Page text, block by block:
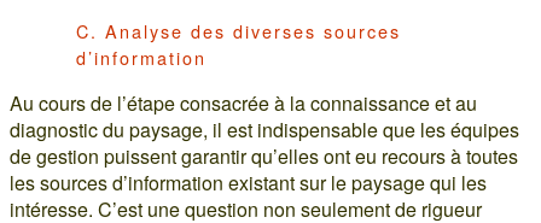
C. Analyse des diverses sources
d’information
Au cours de l’étape consacrée à la connaissance et au
diagnostic du paysage, il est indispensable que les équipes
de gestion puissent garantir qu’elles ont eu recours à toutes
les sources d’information existant sur le paysage qui les
intéresse. C’est une question non seulement de rigueur